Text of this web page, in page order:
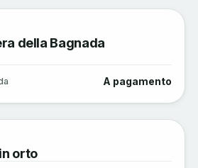
della Bagnada
A pagamento
orto